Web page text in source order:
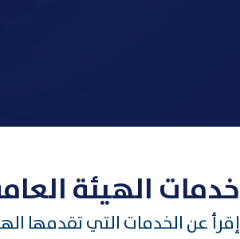
خدمات الهيئة
إقرأ عن الخدمات التي تقدمها